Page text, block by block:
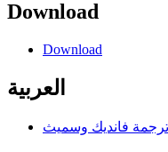
Download
Download
العربية